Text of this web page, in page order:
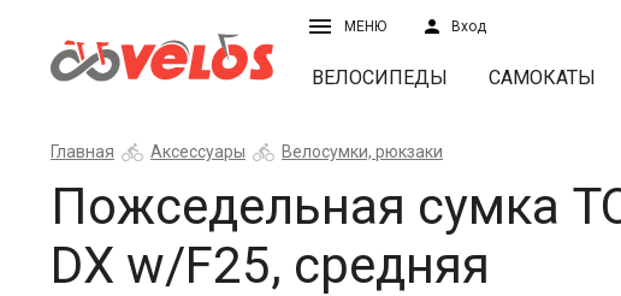
МЕНЮ Вход
ВЕЛОСИПЕДЫ САМОКАТЫ
Главная Аксессуары Велосумки, рюкзаки
Пожседельная сумка
DX w/F25, средняя